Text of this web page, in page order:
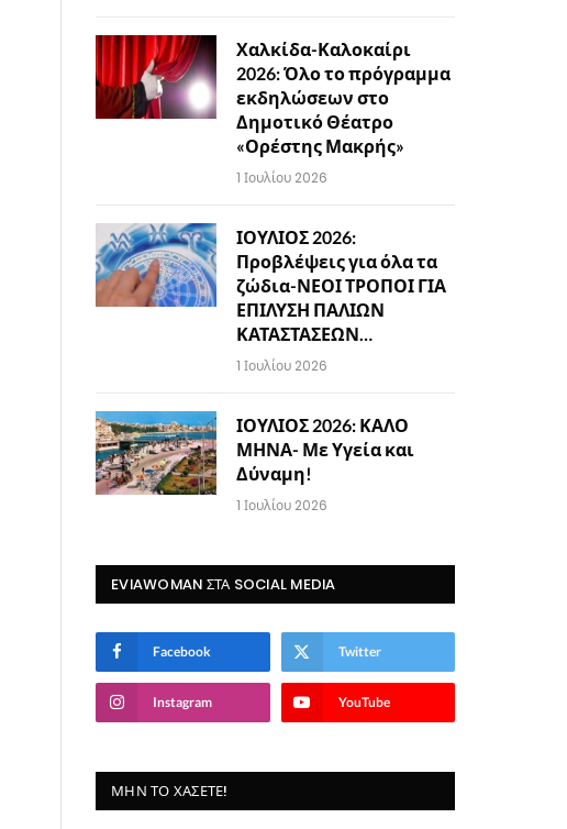
Χαλκίδα-Καλοκαίρι
2026: Όλο το πρόγραμμα
εκδηλώσεων στο
Δημοτικό Θέατρο
«Ορέστης Μακρής»
1 Ιουλίου 2026
ΙΟΥΛΙΟΣ 2026:
Προβλέψεις για όλα τα
ζώδια-ΝΕΟΙ ΤΡΟΠΟΙ ΓΙΑ
ΕΠΙΛΥΣΗ ΠΑΛΙΩΝ
ΚΑΤΑΣΤΑΣΕΩΝ…
1 Ιουλίου 2026
ΙΟΥΛΙΟΣ 2026: ΚΑΛΟ
ΜΗΝΑ- Με Υγεία και
Δύναμη!
1 Ιουλίου 2026
EVIAWOMAN ΣΤΑ SOCIAL MEDIA
Facebook Twitter
Instagram YouTube
ΜΗΝ ΤΟ ΧΆΣΕΤΕ!